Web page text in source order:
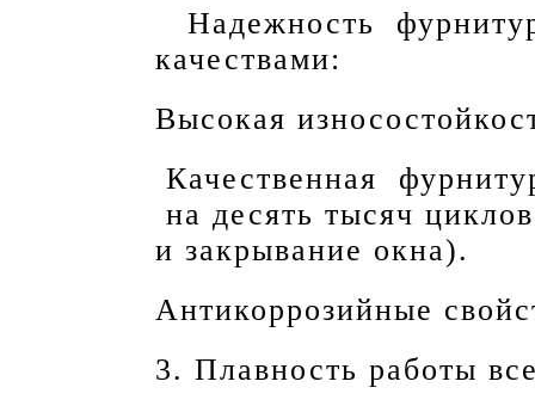
Надежность
качествами:
Высокая
Качественная
на десять тысяч
и закрывание окна).
Антикоррозийные
3. Плавность работы